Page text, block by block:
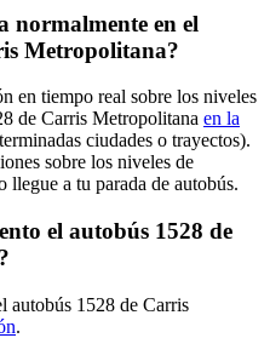
normalmente en el
Metropolitana?
en tiempo real sobre los niveles
de Carris Metropolitana en la
ciudades o trayectos).
sobre los niveles de
llegue a tu parada de autobús.
el autobús 1528 de
autobús 1528 de Carris
.